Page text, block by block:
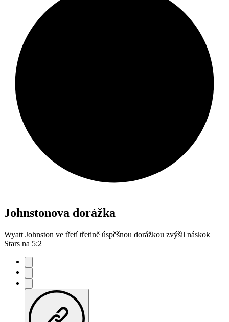
Johnstonova dorážka
Wyatt Johnston ve třetí třetině úspěšnou dorážkou zvýšil náskok
Stars na 5:2